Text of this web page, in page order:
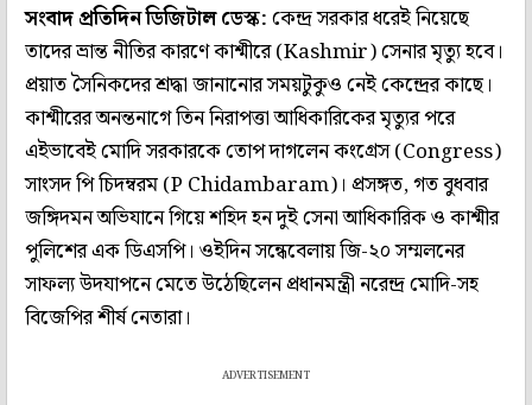
সংবাদ প্রতিদিন ডিজিটাল ডেস্ক:কেন্দ্র সরকার ধরেই নিয়েছে
তাদের ভ্রান্ত নীতির কারণে কাশ্মীরে (Kashmir) সেনার মৃত্যু হবে।
প্রয়াত সৈনিকদের শ্রদ্ধা জানানোর সময়টুকুও নেই কেন্দ্রের কাছে।
কাশ্মীরের অনন্তনাগে তিন নিরাপত্তা আধিকারিকের মৃত্যুর পরে
এইভাবেই মোদি সরকারকে তোপ দাগলেন কংগ্রেস (Congress)
সাংসদ পি চিদম্বরম (P Chidambaram)। প্রসঙ্গত, গত বুধবার
জঙ্গিদমন অভিযানে গিয়ে শহিদ হন দুই সেনা আধিকারিক ও কাশ্মীর
পুলিশের এক ডিএসপি। ওইদিন সন্ধেবেলায় জি-২০ সম্মলনের
সাফল্য উদযাপনে মেতে উঠেছিলেন প্রধানমন্ত্রী নরেন্দ্র মোদি-সহ
বিজেপির শীর্ষ নেতারা।
ADVERTISEMENT